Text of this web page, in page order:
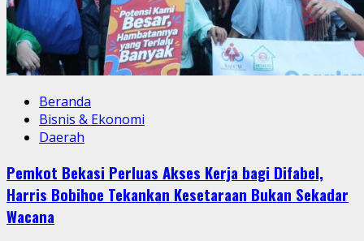
Beranda
Bisnis & Ekonomi
Daerah
Pemkot Bekasi Perluas Akses Kerja bagi Difabel,
Harris Bobihoe Tekankan Kesetaraan Bukan Sekadar
Wacana